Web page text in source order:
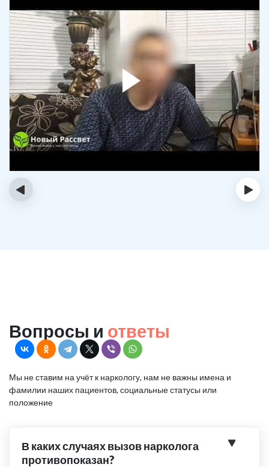
‹ ›
Вопросы и ответы
Мы не ставим на учёт к наркологу, нам не важны имена и
фамилии наших пациентов, социальные статусы или
положение
В каких случаях вызов нарколога
противопоказан?